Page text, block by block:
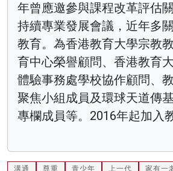
年曾應邀參與課程改革評估
持續專業發展會議，近年多
教育。為香港教育大學宗教
育中心榮譽顧問、香港教育
體驗事務處學校協作顧問、
聚焦小組成員及環球天道傳
專欄成員等。2016年起加入
溝通 尊重 青少年 上一代 家有一